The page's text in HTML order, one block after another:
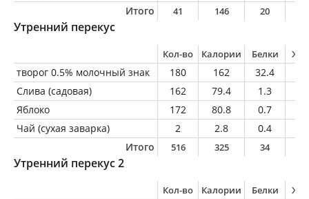
Итого
41 146 20
Утренний перекус
Кол-во Калории Белки
творог 0.5% молочный знак 180 162 32.4
Слива (садовая)
162 79.4 1.3
Яблоко
172 80.8 0.7
Чай (сухая заварка)
2 2.8 0.4
Итого
516 325 34
Утренний перекус 2
Кол-во Калории Белки